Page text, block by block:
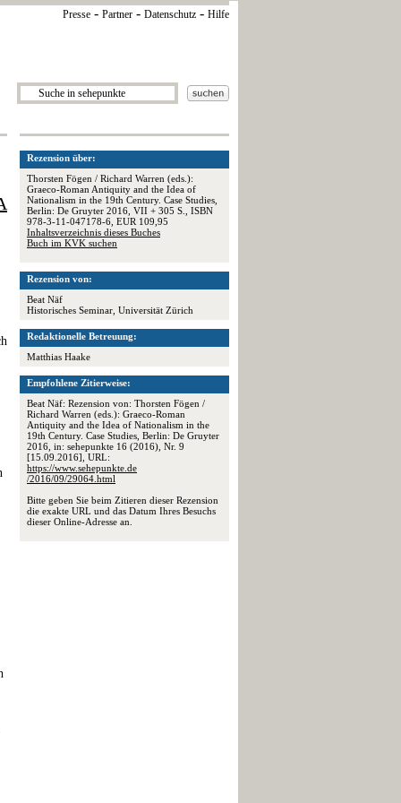
Presse - Partner - Datenschutz - Hilfe
Rezension über:
Thorsten Fögen / Richard Warren (eds.):
Graeco-Roman Antiquity and the Idea of
Nationalism in the 19th Century. Case Studies,
Berlin: De Gruyter 2016, VII + 305 S., ISBN
978-3-11-047178-6, EUR 109,95
Inhaltsverzeichnis dieses Buches
Buch im KVK suchen
Rezension von:
Beat Näf
Historisches Seminar, Universität Zürich
Redaktionelle Betreuung:
Matthias Haake
Empfohlene Zitierweise:
Beat Näf: Rezension von: Thorsten Fögen /
Richard Warren (eds.): Graeco-Roman
Antiquity and the Idea of Nationalism in the
19th Century. Case Studies, Berlin: De Gruyter
2016, in: sehepunkte 16 (2016), Nr. 9
[15.09.2016], URL:
https://www.sehepunkte.de
/2016/09/29064.html
Bitte geben Sie beim Zitieren dieser Rezension
die exakte URL und das Datum Ihres Besuchs
dieser Online-Adresse an.